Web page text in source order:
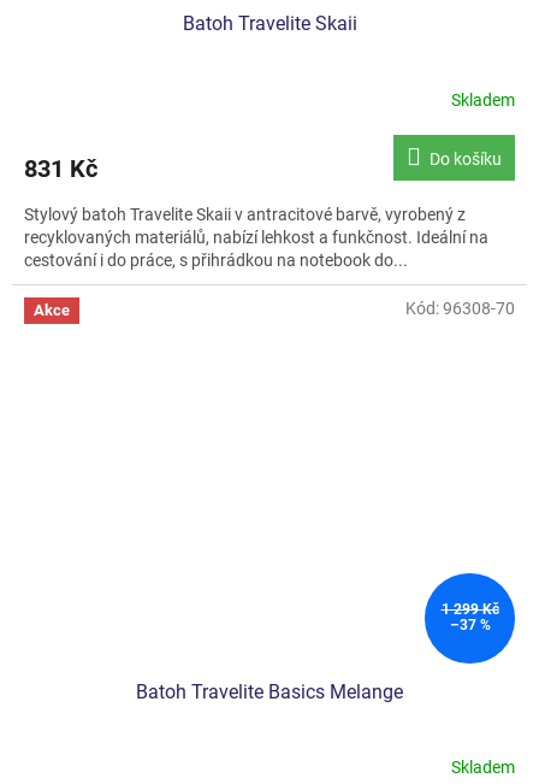
Batoh Travelite Skaii
Skladem
831 Kč Do košíku
Stylový batoh Travelite Skaii v antracitové barvě, vyrobený z
recyklovaných materiálů, nabízí lehkost a funkčnost. Ideální na
cestování i do práce, s přihrádkou na notebook do...
Akce
1 299 Kč
–37 %
Batoh Travelite Basics Melange
Skladem
Kód:96308-70